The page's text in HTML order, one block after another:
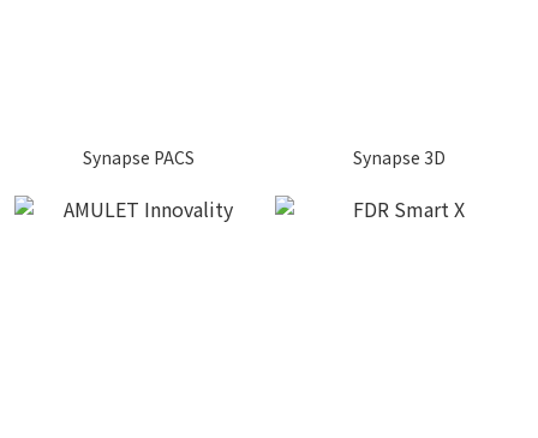
Synapse PACS Synapse 3D